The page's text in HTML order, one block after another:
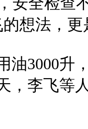
想法，
3000升，
李飞等